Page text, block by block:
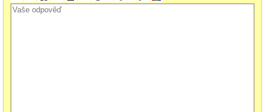
narodilo pár hrbolků, jedno mládě jsem z tohoto důvodu i utratil (měl hned
za kloakou skoro suk a na život bez zdrav. komplikací by to nebylo) a